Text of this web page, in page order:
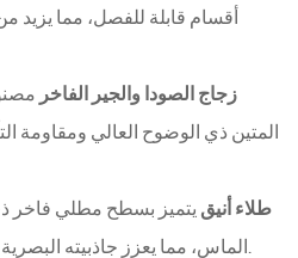
زجاج الصودا والجير الفاخر
طلاء أنيق